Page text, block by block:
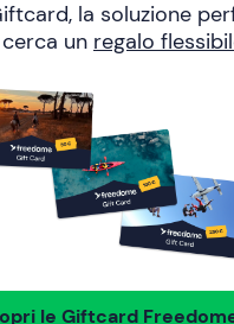
la soluzione
un regalo
le Giftcard